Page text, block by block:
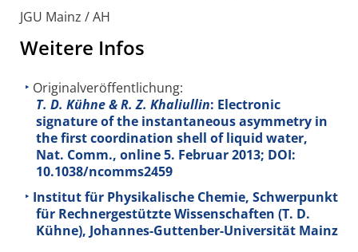
JGU Mainz / AH
Weitere Infos
Originalveröffentlichung:
T. D. Kühne & R. Z. Khaliullin: Electronic
signature of the instantaneous asymmetry in
the first coordination shell of liquid water,
Nat. Comm., online 5. Februar 2013; DOI:
10.1038/ncomms2459
Institut für Physikalische Chemie, Schwerpunkt
für Rechnergestützte Wissenschaften (T. D.
Kühne), Johannes-Guttenber-Universität Mainz